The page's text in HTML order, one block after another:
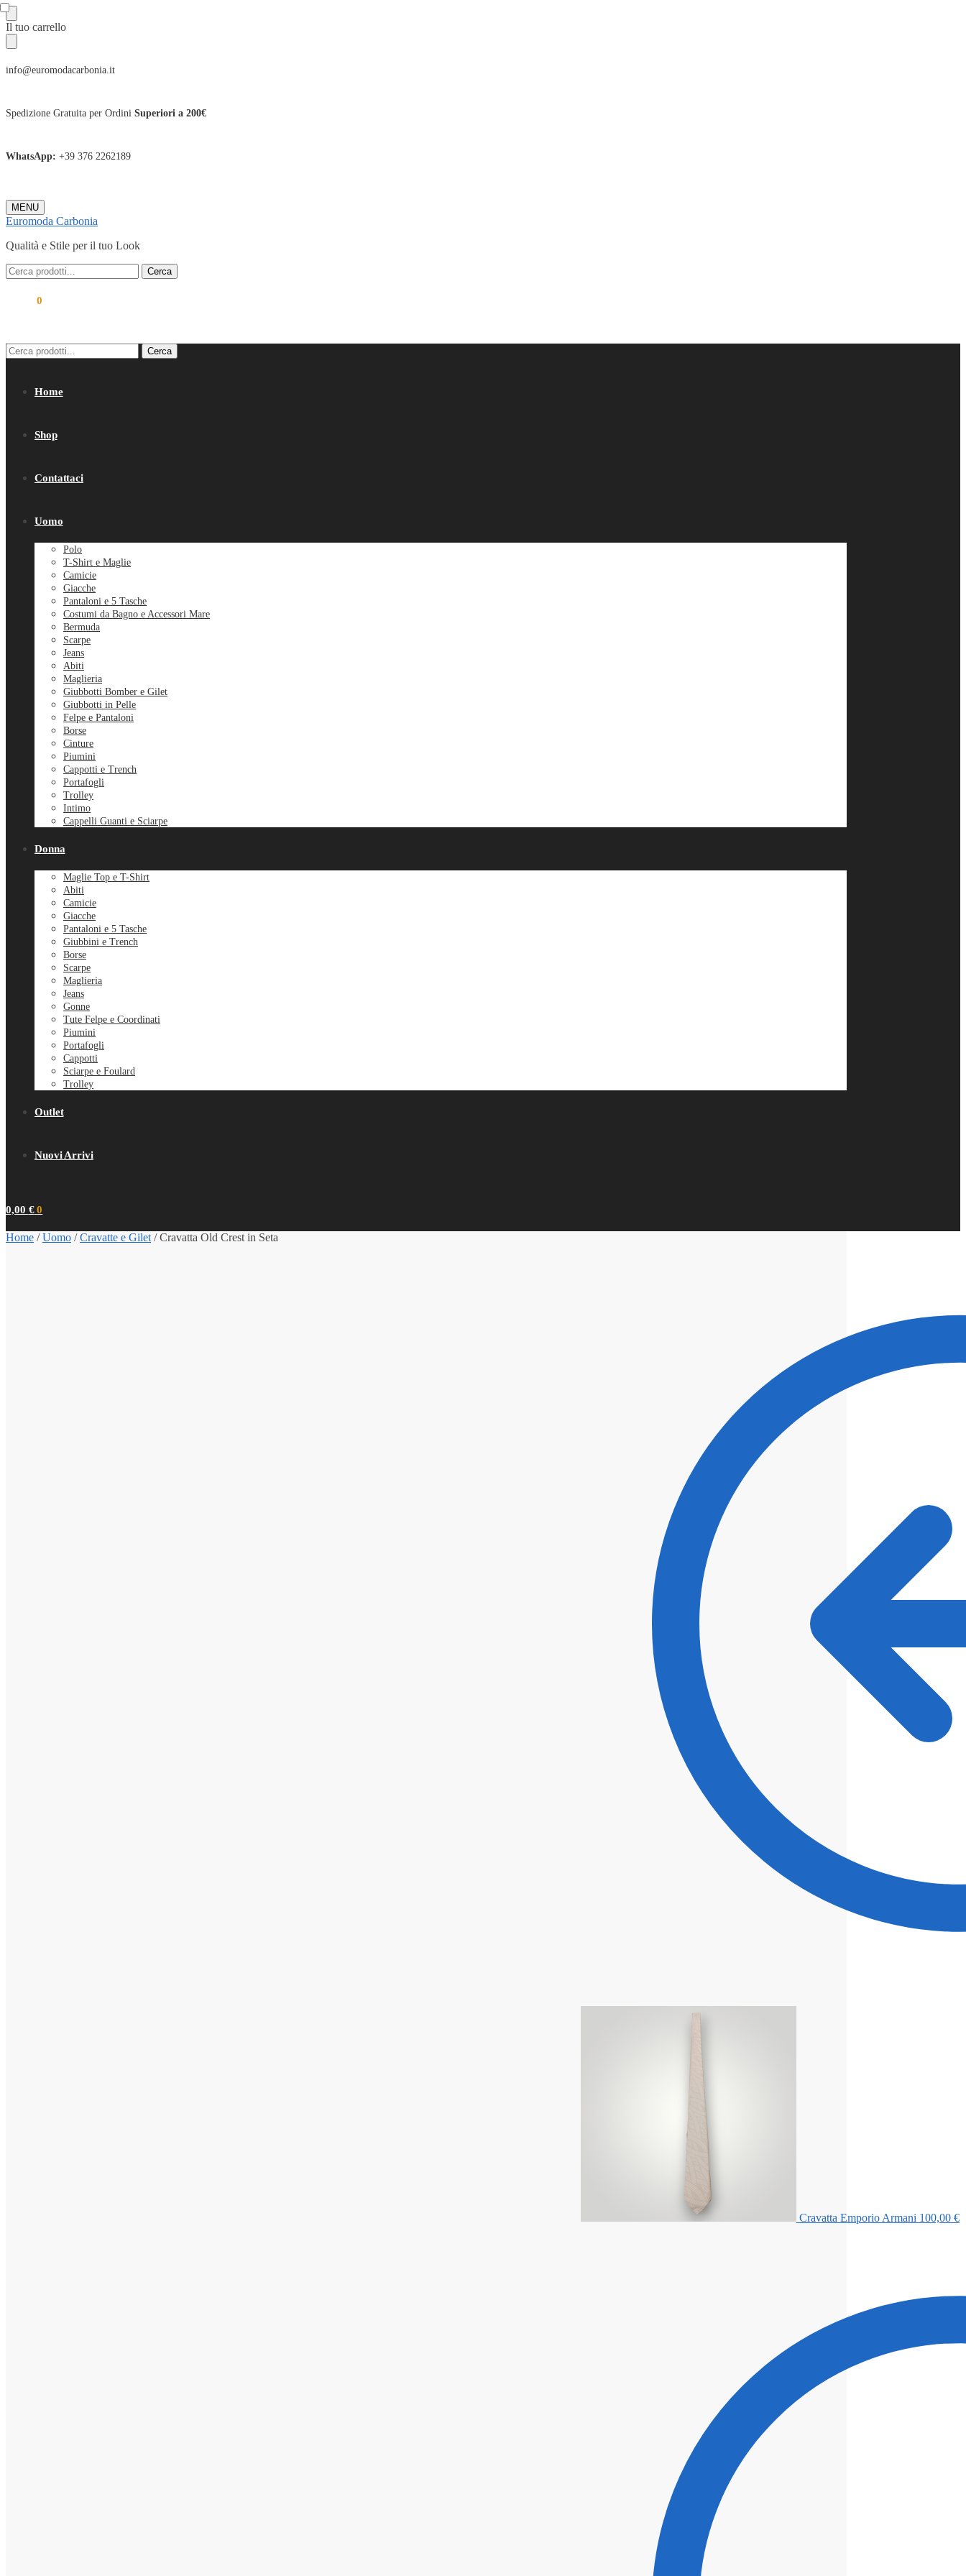
Skip
to
navigation
Skip
to
content
Il tuo carrello
info@euromodacarbonia.it
Spedizione Gratuita per Ordini Superiori a 200€
WhatsApp: +39 376 2262189
MENU
Euromoda Carbonia
Qualità e Stile per il tuo Look
Cerca:
Cerca
0
Cerca: Cerca
Home
Shop
Contattaci
Uomo
Polo
T-Shirt e Maglie
Camicie
Giacche
Pantaloni e 5 Tasche
Costumi da Bagno e Accessori Mare
Bermuda
Scarpe
Jeans
Abiti
Maglieria
Giubbotti Bomber e Gilet
Giubbotti in Pelle
Felpe e Pantaloni
Borse
Cinture
Piumini
Cappotti e Trench
Portafogli
Trolley
Intimo
Cappelli Guanti e Sciarpe
Donna
Maglie Top e T-Shirt
Abiti
Camicie
Giacche
Pantaloni e 5 Tasche
Giubbini e Trench
Borse
Scarpe
Maglieria
Jeans
Gonne
Tute Felpe e Coordinati
Piumini
Portafogli
Cappotti
Sciarpe e Foulard
Trolley
Outlet
Nuovi Arrivi
0,00 € 0
Home /Uomo /Cravatte e Gilet /Cravatta Old Crest in Seta
Cravatta Emporio Armani 100,00 €